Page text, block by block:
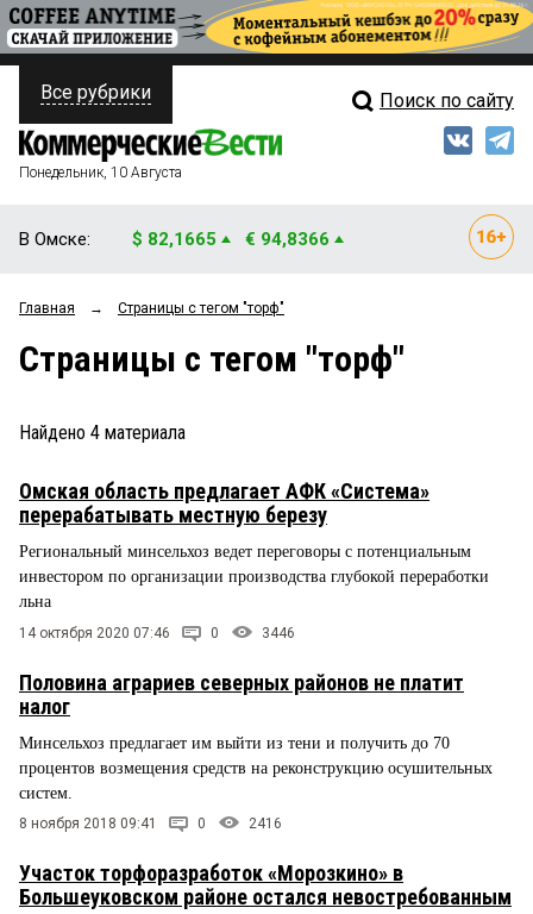
ПОЛИТИКА
ФИНАНСЫ
ОБЩЕСТВО
ЗАКОН
НОВОСТИ КОМПАНИЙ
ПРОИСШЕСТВИЯ
СТИЛЬ ЖИЗНИ
Свежий выпуск
Рейтинги
Все рубрики Поиск по сайту
Понедельник, 10 Августа
В Омске: $ 82,1665 € 94,8366
Главная → Страницы c тегом "торф"
Страницы c тегом "торф"
Найдено 4 материала
Омская область предлагает АФК «Система»
перерабатывать местную березу
Региональный минсельхоз ведет переговоры с потенциальным
инвестором по организации производства глубокой переработки
льна
14 октября 2020 07:46 0 3446
Половина аграриев северных районов не платит
налог
Минсельхоз предлагает им выйти из тени и получить до 70
процентов возмещения средств на реконструкцию осушительных
систем.
8 ноября 2018 09:41 0 2416
Участок торфоразработок «Морозкино» в
Большеуковском районе остался невостребованным